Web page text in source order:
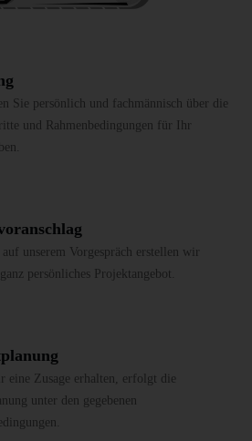
Sie persönlich und fachmännisch über die
und Rahmenbedingungen für Ihr
auf unserem Vorgespräch erstellen wir
persönliches Projektangebot.
eine Zusage erhalten, erfolgt die
unter den gegebenen